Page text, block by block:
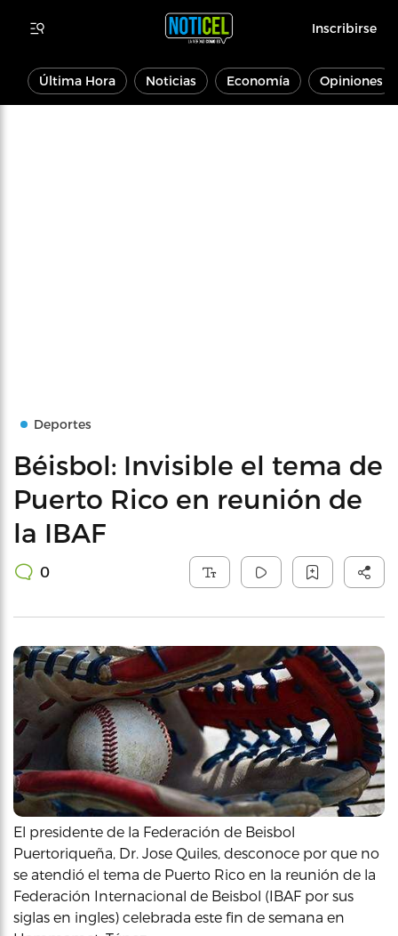
Inscribirse
Última Hora Noticias Economía Opiniones
Deportes
Béisbol: Invisible el tema de
Puerto Rico en reunión de
la IBAF
0
El presidente de la Federación de Beisbol
Puertoriqueña, Dr. Jose Quiles, desconoce por que no
se atendió el tema de Puerto Rico en la reunión de la
Federación Internacional de Beisbol (IBAF por sus
siglas en ingles) celebrada este fin de semana en